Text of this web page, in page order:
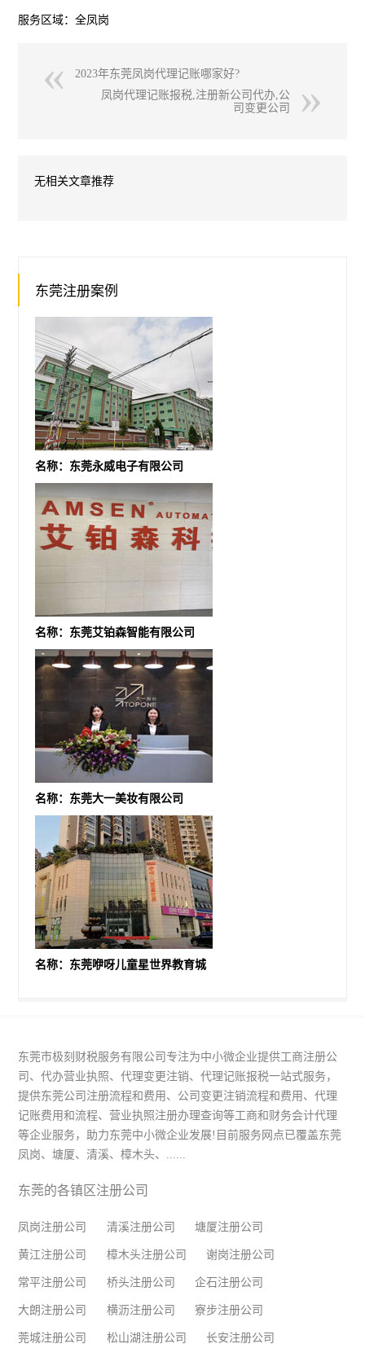
服务区域：全凤岗
2023年东莞凤岗代理记账哪家好?
凤岗代理记账报税,注册新公司代办,公
司变更公司
无相关文章推荐
东莞注册案例
名称：东莞永威电子有限公司
名称：东莞艾铂森智能有限公司
名称：东莞大一美妆有限公司
名称：东莞咿呀儿童星世界教育城
东莞市极刻财税服务有限公司专注为中小微企业提供工商注册公
司、代办营业执照、代理变更注销、代理记账报税一站式服务，
提供东莞公司注册流程和费用、公司变更注销流程和费用、代理
记账费用和流程、营业执照注册办理查询等工商和财务会计代理
等企业服务，助力东莞中小微企业发展!目前服务网点已覆盖东莞
凤岗、塘厦、清溪、樟木头、......
东莞的各镇区注册公司
凤岗注册公司 清溪注册公司 塘厦注册公司
黄江注册公司 樟木头注册公司 谢岗注册公司
常平注册公司 桥头注册公司 企石注册公司
大朗注册公司 横沥注册公司 寮步注册公司
莞城注册公司 松山湖注册公司 长安注册公司